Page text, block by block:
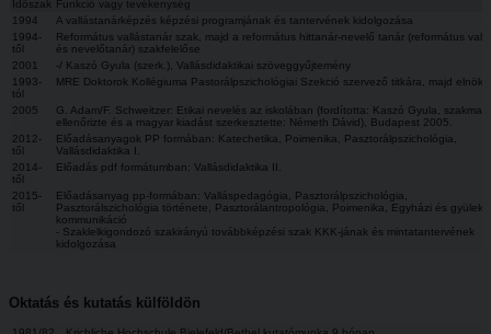
Időszak
Funkció vagy tevékenység
1994
A vallástanárképzés képzési programjának és tantervének kidolgozása
1994-
től
Református vallástanár szak, majd a református hittanár-nevelő tanár (református
és nevelőtanár) szakfelelőse
2001
-/ Kaszó Gyula (szerk.), Vallásdidaktikai szöveggyűjtemény
1993-
tól
MRE Doktorok Kollégiuma Pastorálpszichológiai Szekció szervező titkára, majd elnöke
2005
G. Adam/F. Schweitzer: Etikai nevelés az iskolában (fordította: Kaszó Gyula,
ellenőrizte és a magyar kiadást szerkesztette: Németh Dávid), Budapest 2005.
2012-
től
Előadásanyagok PP formában: Katechetika, Poimenika, Pasztorálpszichológia,
Vallásdidaktika I.
2014-
től
Előadás pdf formátumban: Vallásdidaktika II.
2015-
től
Előadásanyag pp-formában: Valláspedagógia, Pasztorálpszichológia,
Pasztorálszichológia története, Pasztorálantropológia, Poimenika, Egyházi és
kommunikáció
- Szaklelkigondozó szakirányú továbbképzési szak KKK-jának és mintatantervének
kidolgozása
Oktatás és kutatás külföldön